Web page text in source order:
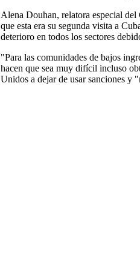
Alena Douhan, relatora especial
que esta era su segunda visita a
deterioro en todos los sectores
"Para las comunidades de bajos
hacen que sea muy difícil incluso
Unidos a dejar de usar sanciones y